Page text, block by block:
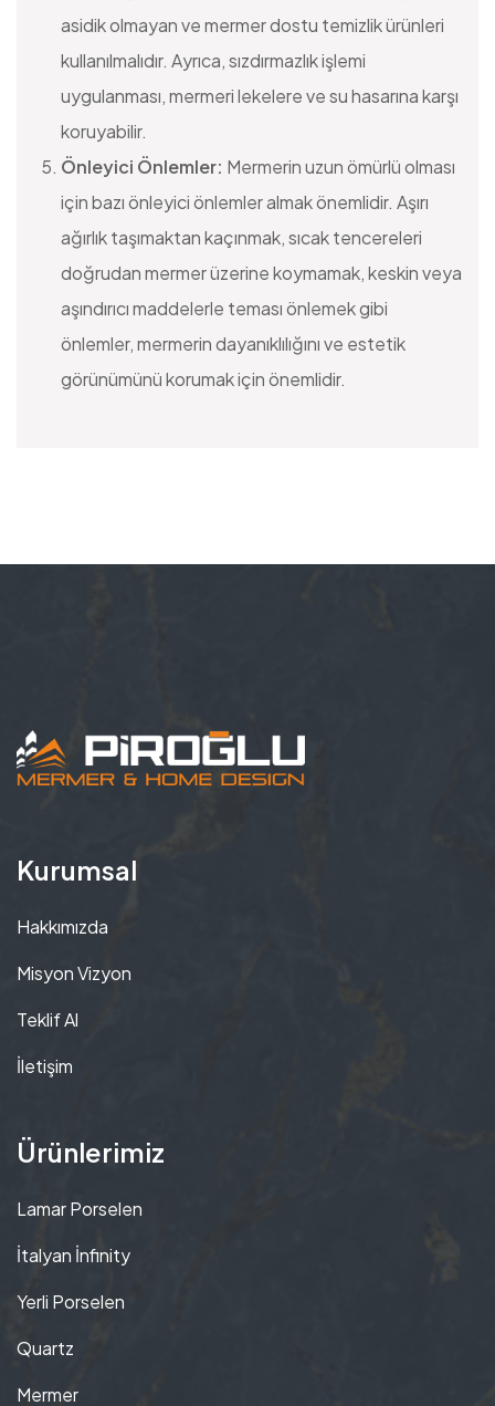
asidik olmayan ve mermer dostu temizlik ürünleri
kullanılmalıdır. Ayrıca, sızdırmazlık işlemi
uygulanması, mermeri lekelere ve su hasarına karşı
koruyabilir.
Önleyici Önlemler: Mermerin uzun ömürlü olması
için bazı önleyici önlemler almak önemlidir. Aşırı
ağırlık taşımaktan kaçınmak, sıcak tencereleri
doğrudan mermer üzerine koymamak, keskin veya
aşındırıcı maddelerle teması önlemek gibi
önlemler, mermerin dayanıklılığını ve estetik
görünümünü korumak için önemlidir.
Kurumsal
Hakkımızda
Misyon Vizyon
Teklif Al
İletişim
Ürünlerimiz
Lamar Porselen
İtalyan İnfinity
Yerli Porselen
Quartz
Mermer